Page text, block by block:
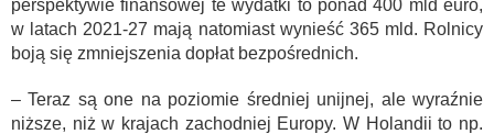
perspektywie finansowej te wydatki to ponad 400 mld euro,
w latach 2021-27 mają natomiast wynieść 365 mld. Rolnicy
boją się zmniejszenia dopłat bezpośrednich.
– Teraz są one na poziomie średniej unijnej, ale wyraźnie
niższe, niż w krajach zachodniej Europy. W Holandii to np.